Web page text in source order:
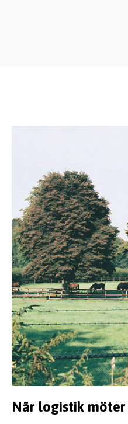
När logistik